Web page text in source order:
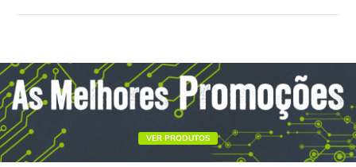
VER PRODUTOS